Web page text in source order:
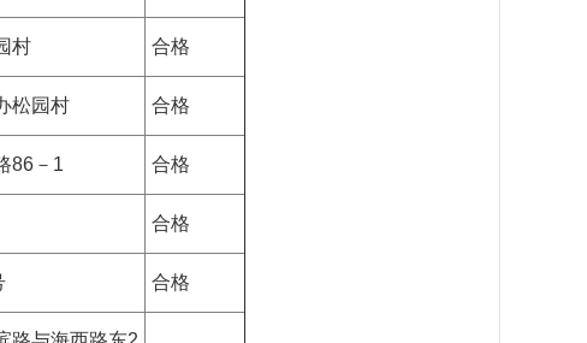
村 合格
松园村 合格
86－1 合格
合格
合格